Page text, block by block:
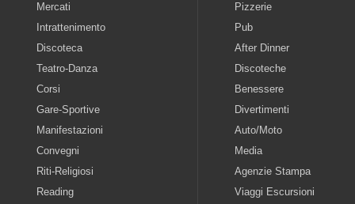
Mercati
Intrattenimento
Discoteca
Teatro-Danza
Corsi
Gare-Sportive
Manifestazioni
Convegni
Riti-Religiosi
Reading
Pizzerie
Pub
After Dinner
Discoteche
Benessere
Divertimenti
Auto/Moto
Media
Agenzie Stampa
Viaggi Escursioni